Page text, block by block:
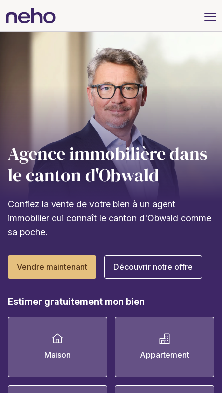
Agence immobilière dans
le canton d'Obwald
Confiez la vente de votre bien à un agent
immobilier qui connaît le canton d'Obwald comme
sa poche.
Vendre maintenant Découvrir notre offre
Estimer gratuitement mon bien
Maison Appartement